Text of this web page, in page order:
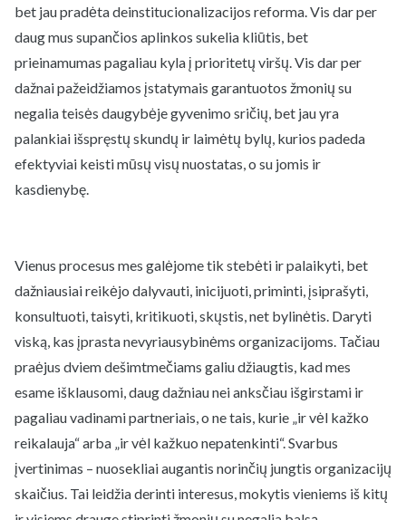
bet jau pradėta deinstitucionalizacijos reforma. Vis dar per
daug mus supančios aplinkos sukelia kliūtis, bet
prieinamumas pagaliau kyla į prioritetų viršų. Vis dar per
dažnai pažeidžiamos įstatymais garantuotos žmonių su
negalia teisės daugybėje gyvenimo sričių, bet jau yra
palankiai išspręstų skundų ir laimėtų bylų, kurios padeda
efektyviai keisti mūsų visų nuostatas, o su jomis ir
kasdienybę.
Vienus procesus mes galėjome tik stebėti ir palaikyti, bet
dažniausiai reikėjo dalyvauti, inicijuoti, priminti, įsiprašyti,
konsultuoti, taisyti, kritikuoti, skųstis, net bylinėtis. Daryti
viską, kas įprasta nevyriausybinėms organizacijoms. Tačiau
praėjus dviem dešimtmečiams galiu džiaugtis, kad mes
esame išklausomi, daug dažniau nei anksčiau išgirstami ir
pagaliau vadinami partneriais, o ne tais, kurie „ir vėl kažko
reikalauja“ arba „ir vėl kažkuo nepatenkinti“. Svarbus
įvertinimas – nuosekliai augantis norinčių jungtis organizacijų
skaičius. Tai leidžia derinti interesus, mokytis vieniems iš kitų